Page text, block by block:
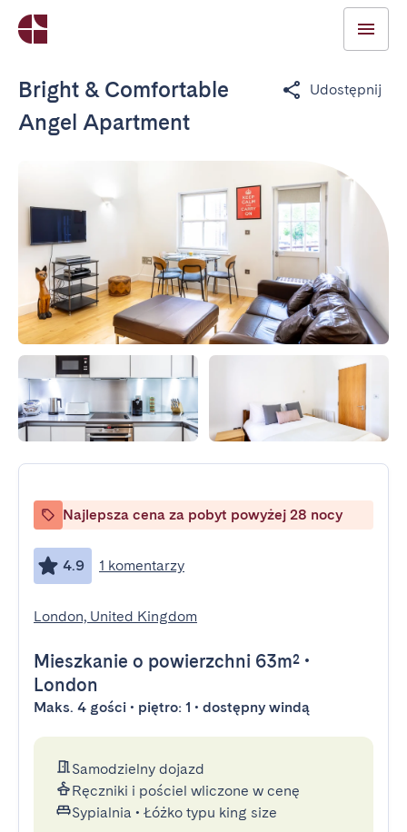
Bright & Comfortable
Angel Apartment
Udostępnij
Najlepsza cena za pobyt powyżej 28 nocy
4.9 1 komentarzy
London, United Kingdom
Mieszkanie o powierzchni 63m² •
London
Maks. 4 gości • piętro: 1 • dostępny windą
Samodzielny dojazd
Ręczniki i pościel wliczone w cenę
Sypialnia • Łóżko typu king size